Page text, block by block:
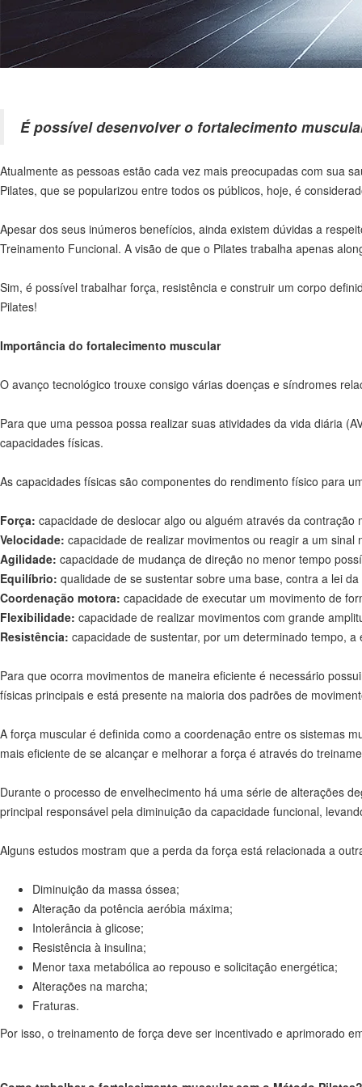
É possível desenvolver o fortalecimento
Atualmente as pessoas estão cada vez mais preocupadas com sua
Pilates, que se popularizou entre todos os públicos, hoje, é
Apesar dos seus inúmeros benefícios, ainda existem dúvidas a
Treinamento Funcional. A visão de que o Pilates trabalha apenas
Sim, é possível trabalhar força, resistência e construir um corpo
Pilates!
Importância do fortalecimento muscular
O avanço tecnológico trouxe consigo várias doenças e síndromes
Para que uma pessoa possa realizar suas atividades da vida diária
capacidades físicas.
As capacidades físicas são componentes do rendimento físico para
Força: capacidade de deslocar algo ou alguém através da contração
Velocidade: capacidade de realizar movimentos ou reagir a um sinal
Agilidade: capacidade de mudança de direção no menor tempo
Equilíbrio: qualidade de se sustentar sobre uma base, contra a lei
Coordenação motora: capacidade de executar um movimento de
Flexibilidade: capacidade de realizar movimentos com grande
Resistência: capacidade de sustentar, por um determinado tempo,
Para que ocorra movimentos de maneira eficiente é necessário
físicas principais e está presente na maioria dos padrões de
A força muscular é definida como a coordenação entre os sistemas
mais eficiente de se alcançar e melhorar a força é através do
Durante o processo de envelhecimento há uma série de alterações
principal responsável pela diminuição da capacidade funcional,
Alguns estudos mostram que a perda da força está relacionada a
Diminuição da massa óssea;
Alteração da potência aeróbia máxima;
Intolerância à glicose;
Resistência à insulina;
Menor taxa metabólica ao repouso e solicitação energética;
Alterações na marcha;
Fraturas.
Por isso, o treinamento de força deve ser incentivado e aprimorado